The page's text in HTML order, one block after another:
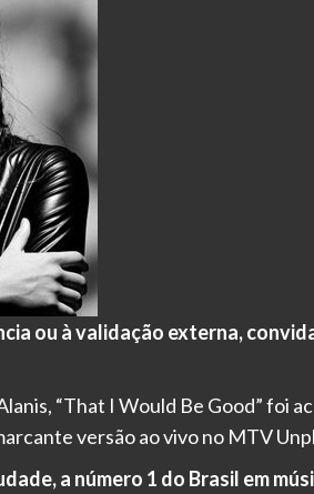
ou à validação externa,
“That I Would Be Good” foi
versão ao vivo no MTV
a número 1 do Brasil em